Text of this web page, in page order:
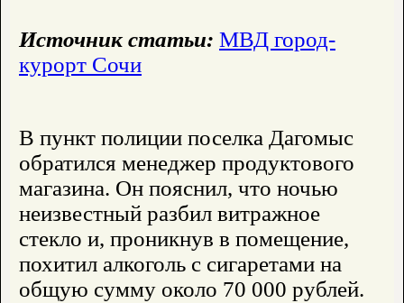
Источник статьи: МВД город-
курорт Сочи
В пункт полиции поселка Дагомыс
обратился менеджер продуктового
магазина. Он пояснил, что ночью
неизвестный разбил витражное
стекло и, проникнув в помещение,
похитил алкоголь с сигаретами на
общую сумму около 70 000 рублей.